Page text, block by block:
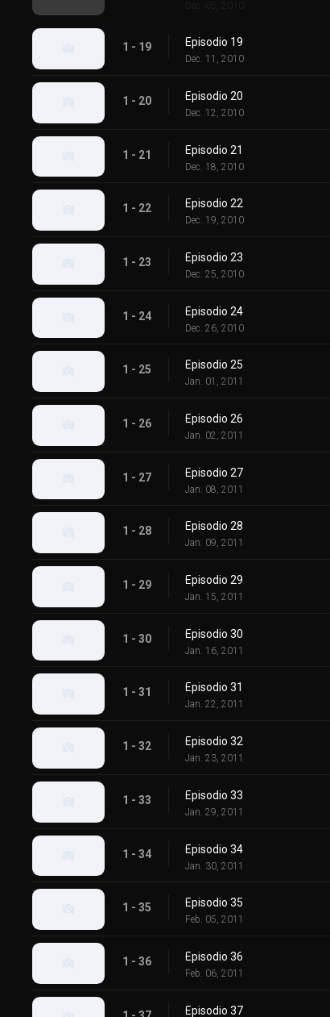
Dec. 05, 2010
1 - 19 Episodio 19
Dec. 11, 2010
1 - 20 Episodio 20
Dec. 12, 2010
1 - 21 Episodio 21
Dec. 18, 2010
1 - 22 Episodio 22
Dec. 19, 2010
1 - 23 Episodio 23
Dec. 25, 2010
1 - 24 Episodio 24
Dec. 26, 2010
1 - 25 Episodio 25
Jan. 01, 2011
1 - 26 Episodio 26
Jan. 02, 2011
1 - 27 Episodio 27
Jan. 08, 2011
1 - 28 Episodio 28
Jan. 09, 2011
1 - 29 Episodio 29
Jan. 15, 2011
1 - 30 Episodio 30
Jan. 16, 2011
1 - 31 Episodio 31
Jan. 22, 2011
1 - 32 Episodio 32
Jan. 23, 2011
1 - 33 Episodio 33
Jan. 29, 2011
1 - 34 Episodio 34
Jan. 30, 2011
1 - 35 Episodio 35
Feb. 05, 2011
1 - 36 Episodio 36
Feb. 06, 2011
Episodio 37